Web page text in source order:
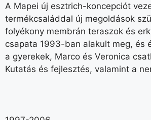
A Mapei új esztrich-koncepciót
termékcsaláddal új megoldások
folyékony membrán teraszok és
csapata 1993-ban alakult meg, és
a gyerekek, Marco és Veronica
Kutatás és fejlesztés, valamint a